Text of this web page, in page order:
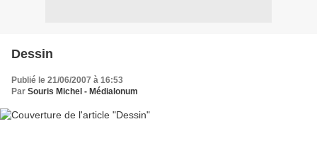
Dessin
Publié le 21/06/2007 à 16:53
Par Souris Michel - Médialonum